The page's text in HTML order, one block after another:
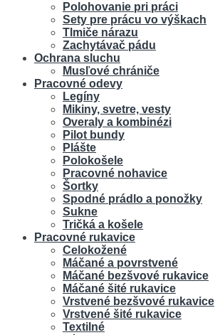
Polohovanie pri práci
Sety pre prácu vo výškach
Tlmiče nárazu
Zachytávač pádu
Ochrana sluchu
Musľové chrániče
Pracovné odevy
Legíny
Mikiny, svetre, vesty
Overaly a kombinézi
Pilot bundy
Plášte
Polokošele
Pracovné nohavice
Šortky
Spodné prádlo a ponožky
Sukne
Tričká a košele
Pracovné rukavice
Celokožené
Máčané a povrstvené
Máčané bezšvové rukavice
Máčané šité rukavice
Vrstvené bezšvové rukavice
Vrstvené šité rukavice
Textilné